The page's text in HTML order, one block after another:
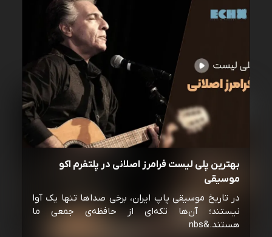
بهترین پلی لیست فرامرز اصلانی در پلتفرم اکو
موسیقی
در تاریخ موسیقی پاپ ایران، برخی صداها تنها یک آوا
نیستند؛ آن‌ها تکه‌ای از حافظه‌ی جمعی ما
هستند.&nbs